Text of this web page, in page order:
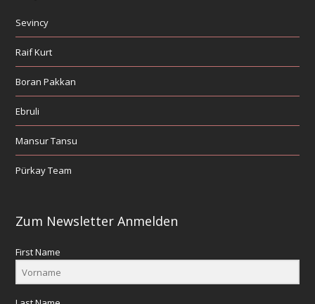
Sevincy
Raif Kurt
Boran Pakkan
Ebruli
Mansur Tansu
Pürkay Team
Zum Newsletter Anmelden
First Name